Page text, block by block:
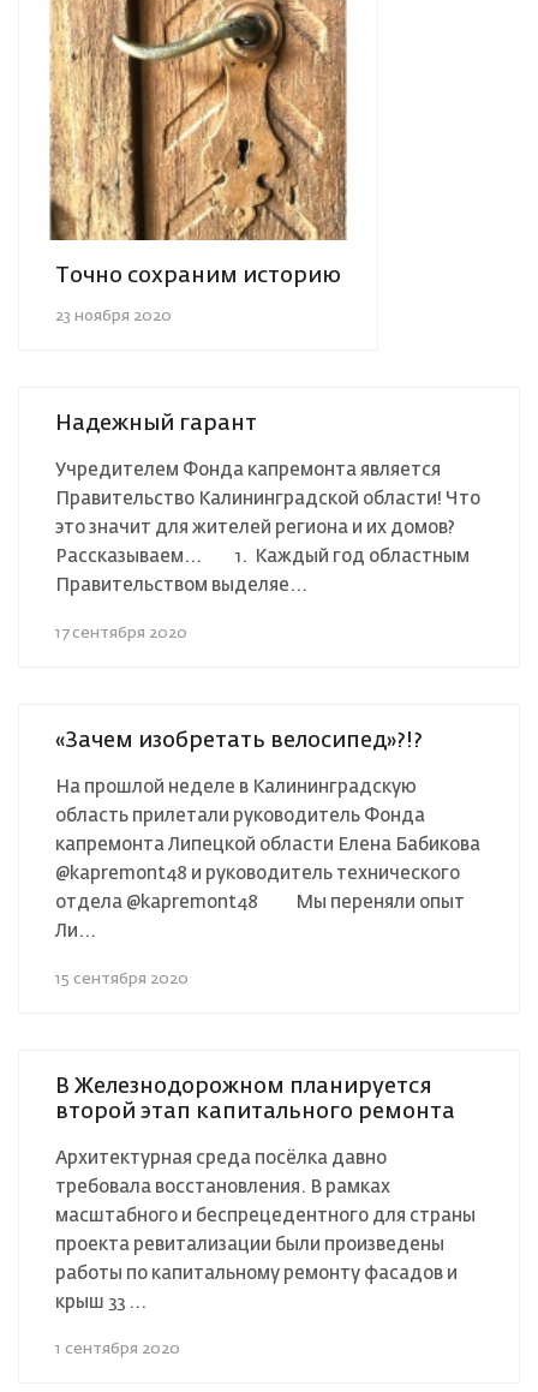
Точно сохраним историю
23 ноября 2020
Надежный гарант
Учредителем Фонда капремонта является
Правительство Калининградской области! Что
это значит для жителей региона и их домов?
Рассказываем...⠀ ⠀ 1. Каждый год областным
Правительством выделяе...
17 сентября 2020
«Зачем изобретать велосипед»?!?⠀
На прошлой неделе в Калининградскую
область прилетали руководитель Фонда
капремонта Липецкой области Елена Бабикова
@kapremont48 и руководитель технического
отдела @kapremont48 ⠀ ⠀ Мы переняли опыт
Ли...
15 сентября 2020
В Железнодорожном планируется
второй этап капитального ремонта
Архитектурная среда посёлка давно
требовала восстановления. В рамках
масштабного и беспрецедентного для страны
проекта ревитализации были произведены
работы по капитальному ремонту фасадов и
крыш 33 ...
1 сентября 2020